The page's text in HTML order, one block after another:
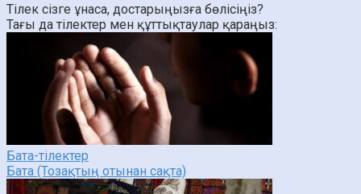
Тілек сізге ұнаса, достарыңызға бөлісіңіз?
Тағы да тілектер мен құттықтаулар қараңыз:
Бата-тілектер
Бата (Тозақтың отынан сақта)